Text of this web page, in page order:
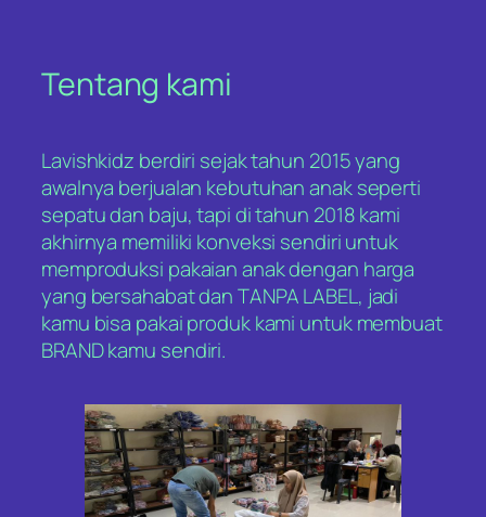
Tentang kami
Lavishkidz berdiri sejak tahun 2015 yang
awalnya berjualan kebutuhan anak seperti
sepatu dan baju, tapi di tahun 2018 kami
akhirnya memiliki konveksi sendiri untuk
memproduksi pakaian anak dengan harga
yang bersahabat dan TANPA LABEL, jadi
kamu bisa pakai produk kami untuk membuat
BRAND kamu sendiri.